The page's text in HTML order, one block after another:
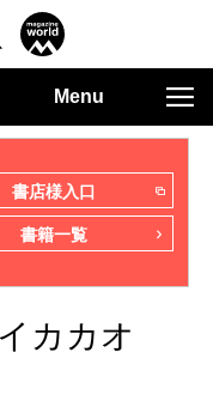
Menu
書店様入口
書籍一覧
カカオ